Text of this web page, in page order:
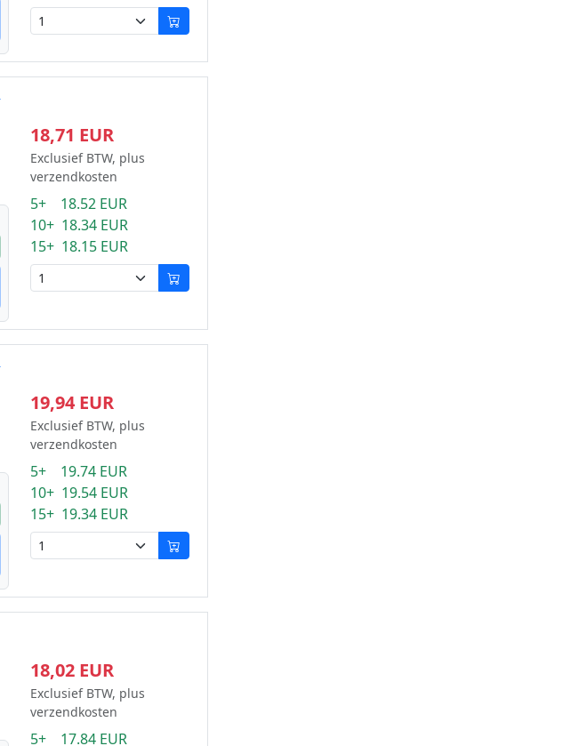
18,71 EUR
Exclusief BTW, plus
verzendkosten
5+ 18.52 EUR
10+ 18.34 EUR
15+ 18.15 EUR
19,94 EUR
Exclusief BTW, plus
verzendkosten
5+ 19.74 EUR
10+ 19.54 EUR
15+ 19.34 EUR
18,02 EUR
Exclusief BTW, plus
verzendkosten
5+ 17.84 EUR